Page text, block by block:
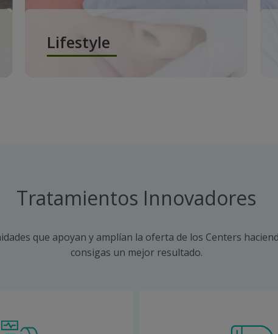
Lifestyle
Tratamientos Innovadores
que apoyan y amplían la oferta de los Centers
consigas un mejor resultado.